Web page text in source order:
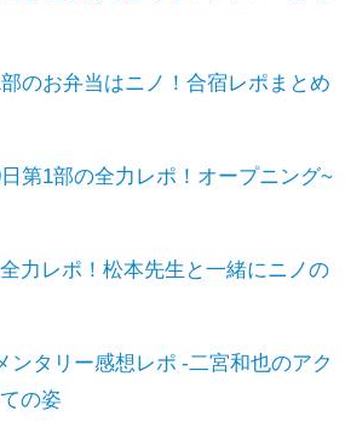
のお弁当はニノ！合宿レポまとめ
第1部の全力レポ！オープニング~
力レポ！松本先生と一緒にニノの
ンタリー感想レポ -二宮和也のアク
の姿